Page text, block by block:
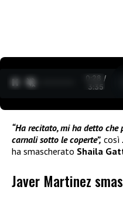
0:29 /
3:35
“Ha recitato, mi ha detto
carnali sotto le coperte”, così
ha smascherato Shaila
Javer Martinez